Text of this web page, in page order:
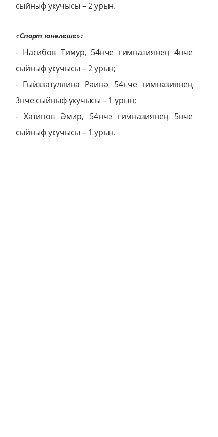
сыйныф укучысы – 2 урын.
«Спорт юнәлеше»:
- Насибов Тимур, 54нче гимназиянең 4нче
сыйныф укучысы – 2 урын;
- Гыйззатуллина Рәинә, 54нче гимназиянең
3нче сыйныф укучысы – 1 урын;
- Хатипов Әмир, 54нче гимназиянең 5нче
сыйныф укучысы – 1 урын.